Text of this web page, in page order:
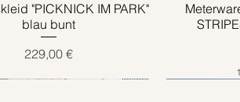
Schnellansicht
"PICKNICK IM PARK"
blau bunt
Preis
229,00 €